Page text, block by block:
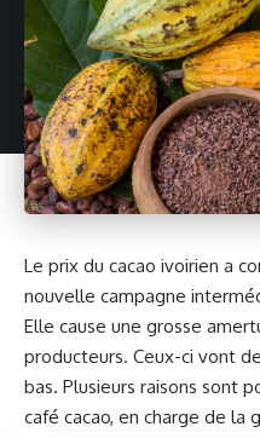
Le prix du cacao ivoirien a
nouvelle campagne
Elle cause une grosse
producteurs. Ceux-ci vont
bas. Plusieurs raisons sont
café cacao, en charge de la